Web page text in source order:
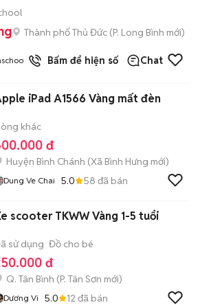
Thành phố Thủ Đức (P. Long Bình mới)
Bấm để hiện số Chat
iPad A1566 Vàng mất đèn
khác
đ
Huyện Bình Chánh (Xã Bình Hưng mới)
Dung Ve Chai 5.0 58 đã bán
scooter TKWW Vàng 1-5 tuổi
sử dụng Đồ cho bé
đ
Q. Tân Bình (P. Tân Sơn mới)
Dương Vi 5.0 12 đã bán